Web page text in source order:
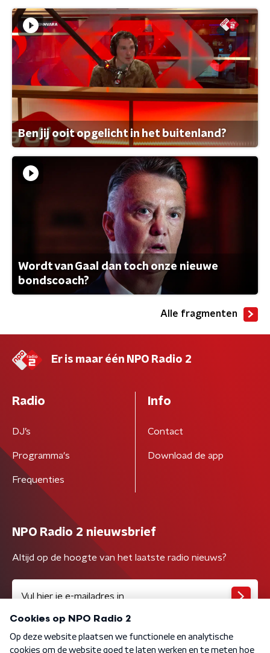
Ben jij ooit opgelicht in het buitenland?
Wordt van Gaal dan toch onze nieuwe
bondscoach?
Alle fragmenten
Er is maar één NPO Radio 2
Radio
DJ’s
Programma's
Frequenties
Info
Contact
Download de app
NPO Radio 2 nieuwsbrief
Altijd op de hoogte van het laatste radio nieuws?